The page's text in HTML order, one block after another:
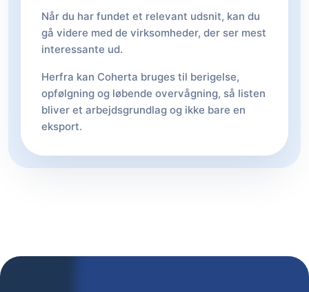
Når du har fundet et relevant udsnit, kan du
gå videre med de virksomheder, der ser mest
interessante ud.
Herfra kan Coherta bruges til berigelse,
opfølgning og løbende overvågning, så listen
bliver et arbejdsgrundlag og ikke bare en
eksport.